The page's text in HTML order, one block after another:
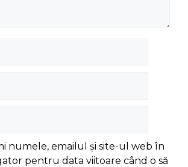
numele, emailul și site-ul web în
pentru data viitoare când o să